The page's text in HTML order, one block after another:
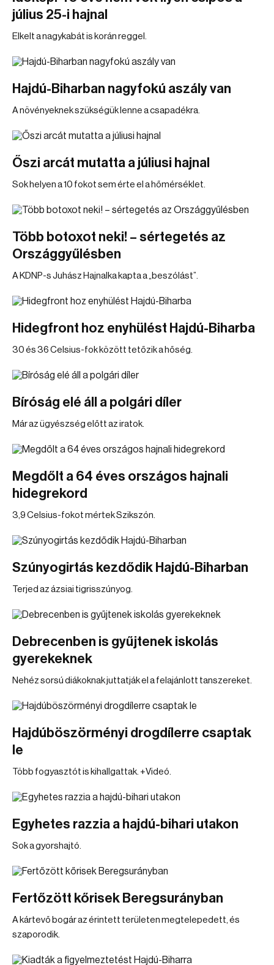
július 25-i hajnal
Elkelt a nagykabát is korán reggel.
Hajdú-Biharban nagyfokú aszály van
A növényeknek szükségük lenne a csapadékra.
Őszi arcát mutatta a júliusi hajnal
Sok helyen a 10 fokot sem érte el a hőmérséklet.
Több botoxot neki! – sértegetés az
Országgyűlésben
A KDNP-s Juhász Hajnalka kapta a „beszólást”.
Hidegfront hoz enyhülést Hajdú-Biharba
30 és 36 Celsius-fok között tetőzik a hőség.
Bíróság elé áll a polgári díler
Már az ügyészség előtt az iratok.
Megdőlt a 64 éves országos hajnali
hidegrekord
3,9 Celsius-fokot mértek Szikszón.
Szúnyogirtás kezdődik Hajdú-Biharban
Terjed az ázsiai tigrisszúnyog.
Debrecenben is gyűjtenek iskolás
gyerekeknek
Nehéz sorsú diákoknak juttatják el a felajánlott tanszereket.
Hajdúböszörményi drogdílerre csaptak
le
Több fogyasztót is kihallgattak. +Videó.
Egyhetes razzia a hajdú-bihari utakon
Sok a gyorshajtó.
Fertőzött kőrisek Beregsurányban
A kártevő bogár az érintett területen megtelepedett, és
szaporodik.